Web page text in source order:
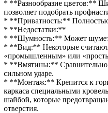
* **Разнообразие цветов:**
позволяет подобрать
* **Приватность:** Полностью
* **Недостатки:**
* **Шумность:** Может
* **Вид:** Некоторые
«промышленным» или
* **Вмятины:** Сравнительно
сильном ударе.
* **Монтаж:** Крепится к
каркаса специальными
шайбой, которые
отверстия.